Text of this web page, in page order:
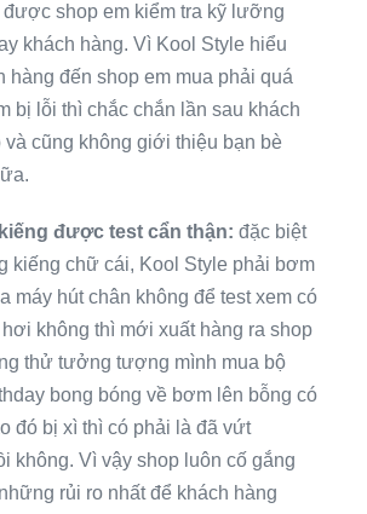
được shop em kiểm tra kỹ lưỡng
khách hàng. Vì Kool Style hiểu
hàng đến shop em mua phải quá
bị lỗi thì chắc chắn lần sau khách
và cũng không giới thiệu bạn bè
được test cẩn thận: đặc biệt
kiếng chữ cái, Kool Style phải bơm
máy hút chân không để test xem có
không thì mới xuất hàng ra shop
thử tưởng tượng mình mua bộ
bong bóng về bơm lên bỗng có
đó bị xì thì có phải là đã vứt
không. Vì vậy shop luôn cố gắng
rủi ro nhất để khách hàng